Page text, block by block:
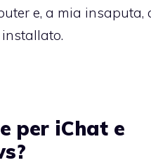
e, a mia insaputa,
per iChat e